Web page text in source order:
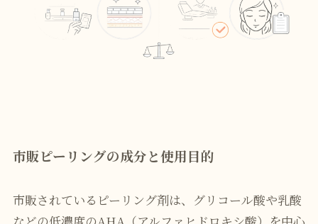
市販ピーリングの成分と使用目的
市販されているピーリング剤は、グリコール酸や乳酸